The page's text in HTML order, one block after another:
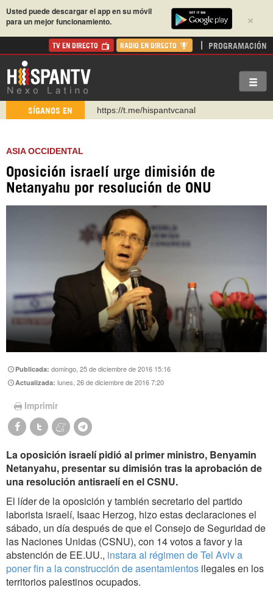
×
Usted puede descargar el app en su móvil
para un mejor funcionamiento.
TV EN DIRECTO RADIO EN DIRECTO PROGRAMACIÓN
SÍGANOS EN https://t.me/hispantvcanal
https://urmedium.com/c/hispantv
https://www.facebook.com/Nexolatino.Canal
https://www.youtube.com/@nexo_latino
ASIA OCCIDENTAL
Oposición israelí urge dimisión de
Netanyahu por resolución de ONU
Publicada:domingo, 25 de diciembre de 2016 15:16
Actualizada:lunes, 26 de diciembre de 2016 7:20
Imprimir
La oposición israelí pidió al primer ministro, Benyamin
Netanyahu, presentar su dimisión tras la aprobación de
una resolución antisraelí en el CSNU.
El líder de la oposición y también secretario del partido
laborista israelí, Isaac Herzog, hizo estas declaraciones el
sábado, un día después de que el Consejo de Seguridad de
las Naciones Unidas (CSNU), con 14 votos a favor y la
abstención de EE.UU., instara al régimen de Tel Aviv a
poner fin a la construcción de asentamientos ilegales en los
territorios palestinos ocupados.